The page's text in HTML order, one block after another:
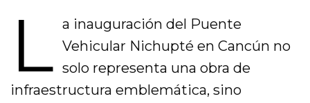
L a inauguración del Puente
Vehicular Nichupté en Cancún no
solo representa una obra de
infraestructura emblemática, sino